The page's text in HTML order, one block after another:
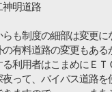
神明道路
らも制度の細部は変更
の有料道路の変更もあ
る利用者はこまめにＥ
夜って、バイパス道路